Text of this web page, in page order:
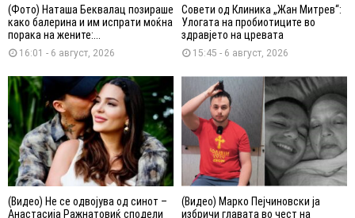
(Фото) Наташа Беквалац позираше
како балерина и им испрати моќна
порака на жените:...
16:01 - 6 август, 2026
Совети од Клиника „Жан Митрев“:
Улогата на пробиотиците во
здравјето на цревата
15:45 - 6 август, 2026
(Видео) Не се одвојува од синот –
Анастасија Ражнатовиќ сподели
(Видео) Марко Пејчиновски ја
избричи главата во чест на